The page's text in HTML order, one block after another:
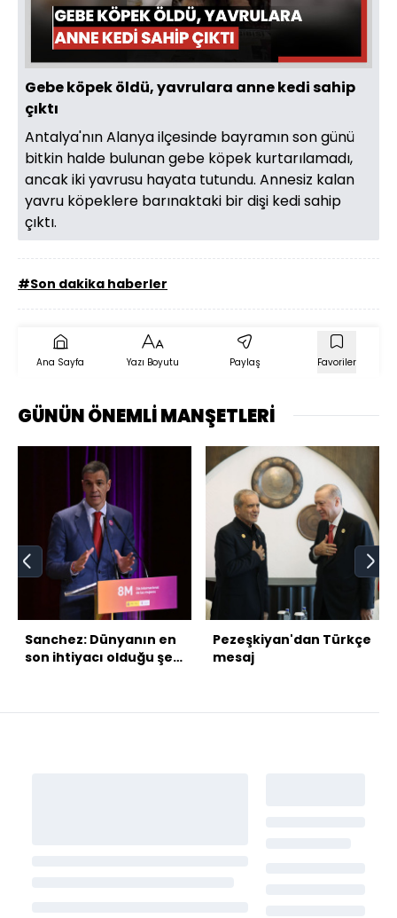
Oynat
Gebe köpek öldü, yavrulara anne kedi sahip
çıktı
Antalya'nın Alanya ilçesinde bayramın son günü
bitkin halde bulunan gebe köpek kurtarılamadı,
ancak iki yavrusu hayata tutundu. Annesiz kalan
yavru köpeklere barınaktaki bir dişi kedi sahip
çıktı.
#Son dakika haberler
Ana Sayfa Yazı Boyutu Paylaş Favoriler
GÜNÜN ÖNEMLİ MANŞETLERİ
Sanchez: Dünyanın en
son ihtiyacı olduğu şey
Pezeşkiyan'dan Türkçe
mesaj